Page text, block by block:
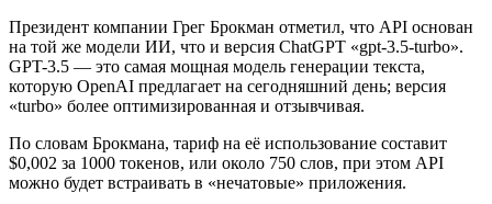
Президент компании Грег Брокман отметил, что API основан
на той же модели ИИ, что и версия ChatGPT «gpt-3.5-turbo».
GPT-3.5 — это самая мощная модель генерации текста,
которую OpenAI предлагает на сегодняшний день; версия
«turbo» более оптимизированная и отзывчивая.
По словам Брокмана, тариф на её использование составит
$0,002 за 1000 токенов, или около 750 слов, при этом API
можно будет встраивать в «нечатовые» приложения.